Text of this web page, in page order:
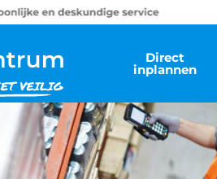
Direct
inplannen